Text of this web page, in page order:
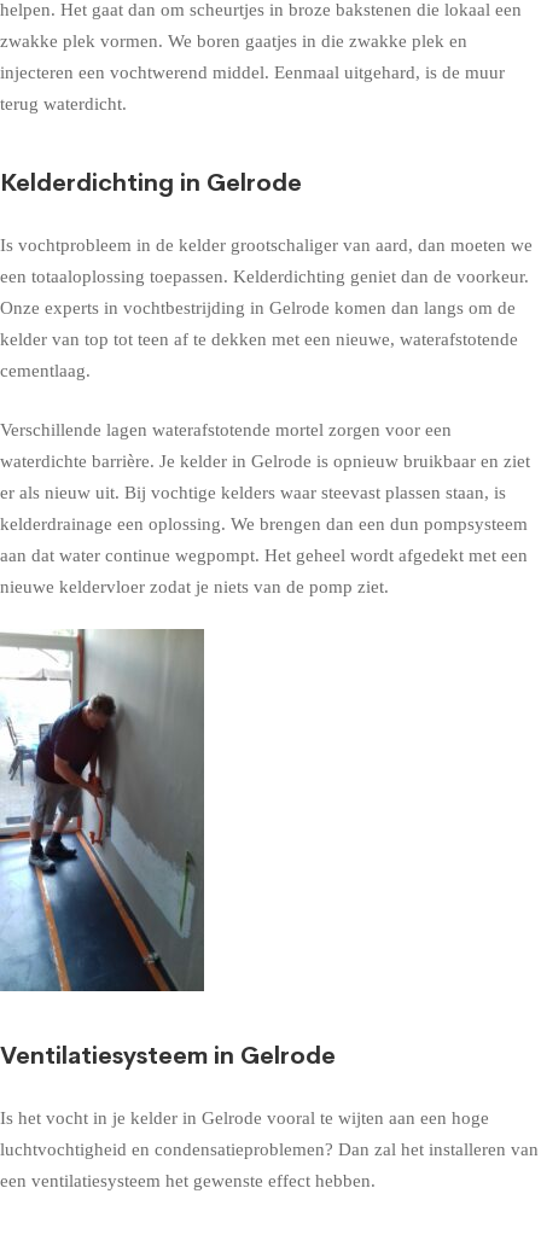
helpen. Het gaat dan om scheurtjes in broze bakstenen die lokaal een
zwakke plek vormen. We boren gaatjes in die zwakke plek en
injecteren een vochtwerend middel. Eenmaal uitgehard, is de muur
terug waterdicht.
Kelderdichting in Gelrode
Is vochtprobleem in de kelder grootschaliger van aard, dan moeten we
een totaaloplossing toepassen. Kelderdichting geniet dan de voorkeur.
Onze experts in vochtbestrijding in Gelrode komen dan langs om de
kelder van top tot teen af te dekken met een nieuwe, waterafstotende
cementlaag.
Verschillende lagen waterafstotende mortel zorgen voor een
waterdichte barrière. Je kelder in Gelrode is opnieuw bruikbaar en ziet
er als nieuw uit. Bij vochtige kelders waar steevast plassen staan, is
kelderdrainage een oplossing. We brengen dan een dun pompsysteem
aan dat water continue wegpompt. Het geheel wordt afgedekt met een
nieuwe keldervloer zodat je niets van de pomp ziet.
Ventilatiesysteem in Gelrode
Is het vocht in je kelder in Gelrode vooral te wijten aan een hoge
luchtvochtigheid en condensatieproblemen? Dan zal het installeren van
een ventilatiesysteem het gewenste effect hebben.